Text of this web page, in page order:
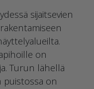
sijaitsevien
on
Turun lähellä
puistossa on